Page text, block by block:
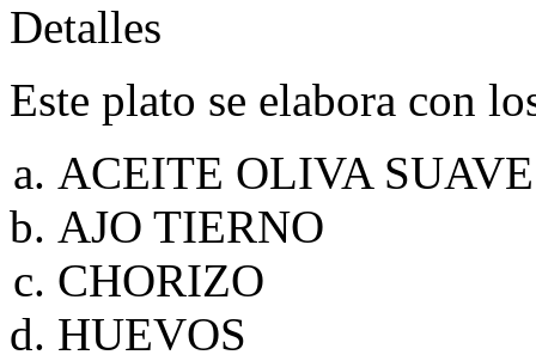
Detalles
Este plato se elabora con
ACEITE OLIVA SUAVE
AJO TIERNO
CHORIZO
HUEVOS